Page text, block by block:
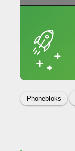
Phonebloks